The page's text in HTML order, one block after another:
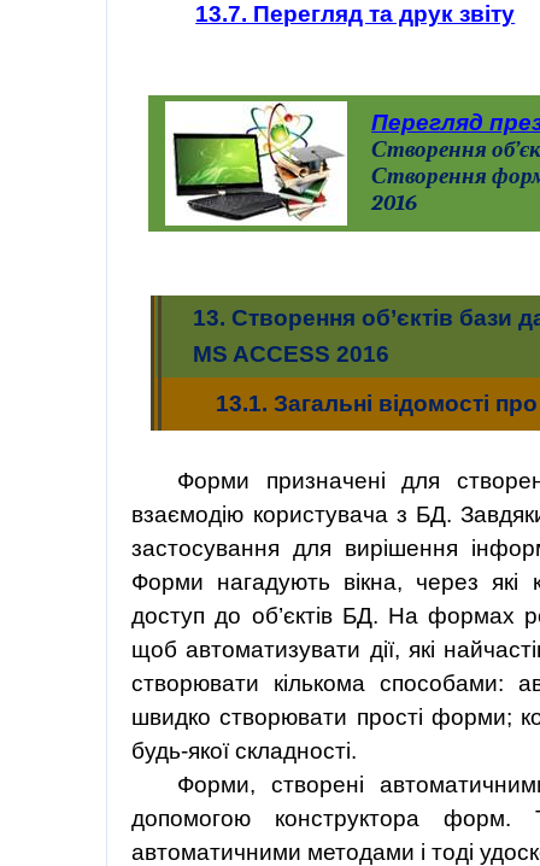
13.7. Перегляд та друк звіту
Перегляд
Створення
Створення
2016
13. Створення об’єктів бази
MS ACCESS 2016
13.1. Загальні відомості
Форми призначені для
взаємодію користувача з БД.
застосування для вирішення
Форми
нагадують вікна, через які
доступ до об’єктів БД. На формах
щоб автоматизувати дії, які
створювати кількома способами:
швидко створювати прості форми;
будь-якої складності.
Форми, створені
допомогою конструктора форм.
автоматичними методами і тоді